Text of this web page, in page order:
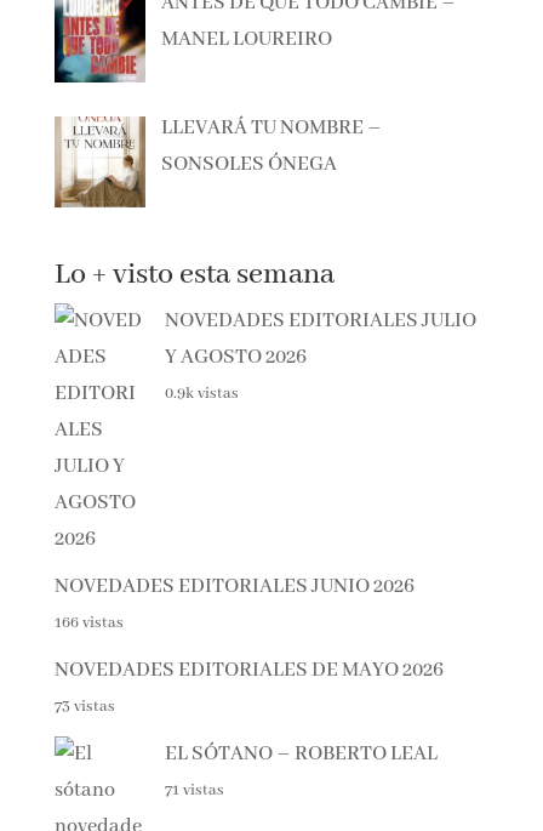
MANEL LOUREIRO
LLEVARÁ TU NOMBRE –
SONSOLES ÓNEGA
Lo + visto esta semana
NOVEDADES EDITORIALES JULIO
Y AGOSTO 2026
0.9k vistas
NOVEDADES EDITORIALES JUNIO 2026
166 vistas
NOVEDADES EDITORIALES DE MAYO 2026
73 vistas
EL SÓTANO – ROBERTO LEAL
71 vistas